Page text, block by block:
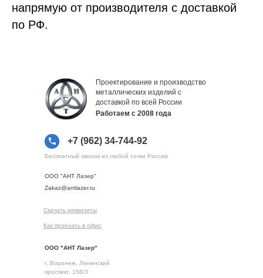
напрямую от производителя с доставкой
по РФ.
Проектирование и производство
металлических изделий с
доставкой по всей России
Бесплатный звонок из любой точки России
Работаем с 2008 года
+7 (962) 34-744-92
ООО "АНТ Лазер"
ООО "АНТ Лазер"
г. Воронеж, Ленинский
проспект, 158/3
Zakaz@antlazer.ru
Как проехать в офис
Скачать реквизиты